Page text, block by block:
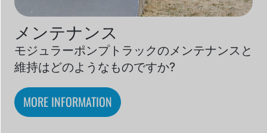
メンテナンス
モジュラーポンプトラックのメンテナンスと
維持はどのようなものですか?
MORE INFORMATION